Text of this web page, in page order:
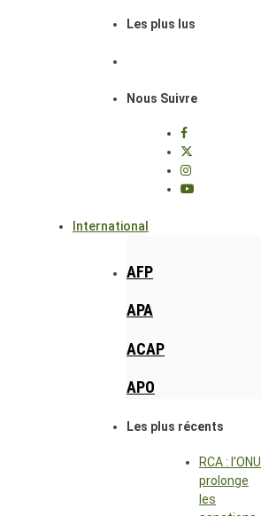
Les plus lus
Nous Suivre
International
AFP
APA
ACAP
APO
Les plus récents
RCA : l’ONU
prolonge
les